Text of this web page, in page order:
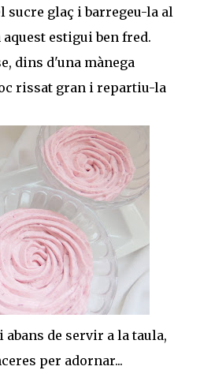
sucre glaç i barregeu-la al
estigui ben fred.
dins d'una mànega
rissat gran i repartiu-la
abans de servir a la taula,
per adornar...